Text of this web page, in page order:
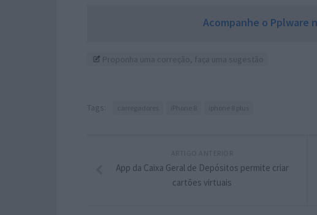
Acompanhe o Pplware
Tags:
App da Caixa Geral de Depósitos permite criar
cartões virtuais